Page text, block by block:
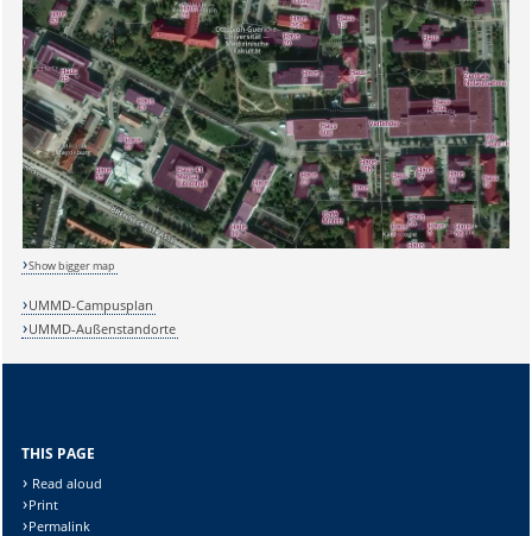
Sicherheitsabfrage:
Lösung:
Show bigger map
UMMD-Campusplan
UMMD-Außenstandorte
THIS PAGE
Read aloud
Print
Permalink